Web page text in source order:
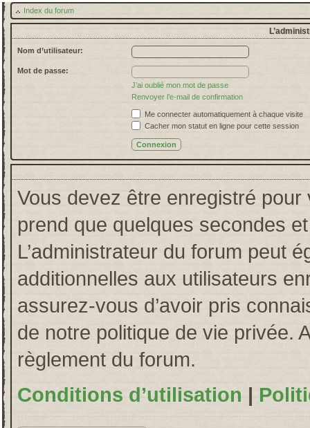
Index du forum
Nom d’utilisateur:
Mot de passe:
J’ai oublié mon mot de passe
Renvoyer l’e-mail de confirmation
Me connecter automatiquement à chaque visite
Cacher mon statut en ligne pour cette session
Vous devez être enregistré pour
prend que quelques secondes
L’administrateur du forum peut
additionnelles aux utilisateurs
assurez-vous d’avoir pris
de notre politique de vie privée.
règlement du forum.
Conditions d’utilisation |